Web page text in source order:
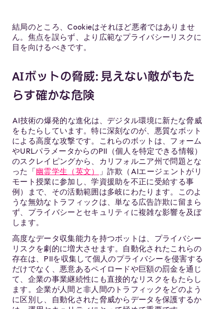
結局のところ、Cookieはそれほど悪者ではありませ
ん。焦点を誤らず、より広範なプライバシーリスクに
目を向けるべきです。
AIボットの脅威: 見えない敵がもた
らす確かな危険
AI技術の爆発的な進化は、デジタル環境に新たな脅威
をもたらしています。特に深刻なのが、悪質なボット
による高度な攻撃です。これらのボットは、フォーム
やURLパラメータからのPII（個人を特定できる情報）
のスクレイピングから、カリフォルニア州で問題とな
った「幽霊学生（英文）
」詐欺（AIエージェントがリ
モート授業に参加し、学資援助を不正に受給する事
例）まで、その活動範囲は多岐にわたります。このよ
うな無効なトラフィックは、単なる広告詐欺に留まら
ず、プライバシーとセキュリティに複雑な影響を及ぼ
します。
高度なデータ収集能力を持つボットは、プライバシー
リスクを劇的に増大させます。自動化されたこれらの
存在は、PIIを収集して個人のプライバシーを侵害する
だけでなく、悪意あるペイロードや巨額の罰金を通じ
て、企業の事業継続性にも直接的なリスクをもたらし
ます。企業が人間と非人間のトラフィックをどのよう
に区別し、自動化された脅威からデータを保護するか